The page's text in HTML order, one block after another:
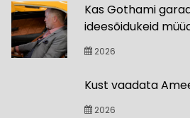
Kas Gothami
ideesõidukeid
2026
Kust vaadata
2026